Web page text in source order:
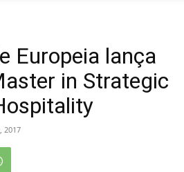
Europeia lança
in Strategic
2017